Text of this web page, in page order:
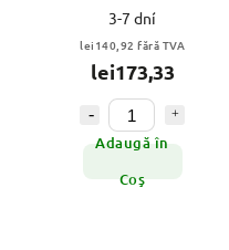
3-7 dní
lei140,92 fără TVA
lei173,33
Adaugă în
Coş